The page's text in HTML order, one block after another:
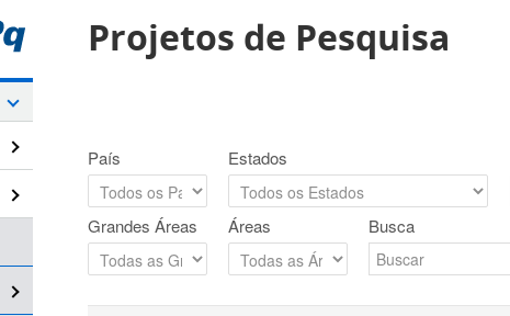
Projetos de Pesquisa
País Estados
Grandes Áreas Áreas Busca